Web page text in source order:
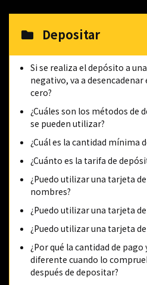
Depositar
Si se realiza el depósito a
negativo, va a
cero?
¿Cuáles son los métodos de
se pueden utilizar?
¿Cuál es la cantidad mínima
¿Cuánto es la tarifa de
¿Puedo utilizar una tarjeta
nombres?
¿Puedo utilizar una tarjeta
¿Puedo utilizar una tarjeta
¿Por qué la cantidad de
diferente cuando lo
después de depositar?